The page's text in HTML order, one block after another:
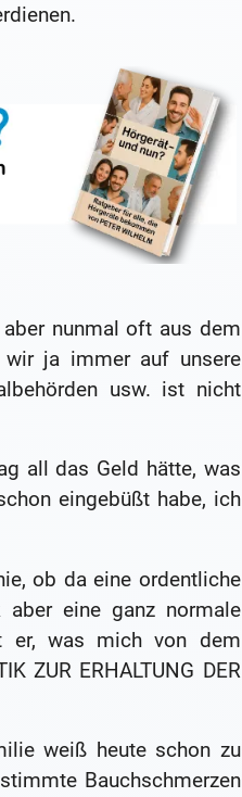
nunmal oft aus dem
wir ja immer auf unsere
usw. ist nicht
all das Geld hätte, was
eingebüßt habe, ich
ob da eine ordentliche
eine ganz normale
er, was mich von dem
ZUR ERHALTUNG DER
weiß heute schon zu
Bauchschmerzen